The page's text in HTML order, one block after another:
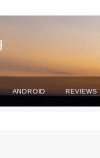
ANDROID REVIEWS